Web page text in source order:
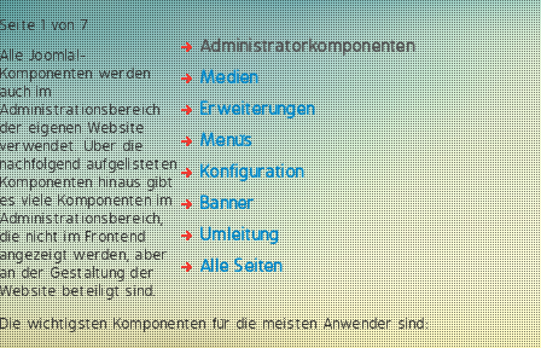
Administratorkomponenten
Medien
Erweiterungen
Menüs
Konfiguration
Banner
Umleitung
Alle Seiten
Seite 1 von 7
Alle Joomla!-
Komponenten werden
auch im
Administrationsbereich
der eigenen Website
verwendet. Über die
nachfolgend aufgelisteten
Komponenten hinaus gibt
es viele Komponenten im
Administrationsbereich,
die nicht im Frontend
angezeigt werden, aber
an der Gestaltung der
Website beteiligt sind.
Die wichtigsten Komponenten für die meisten Anwender sind: